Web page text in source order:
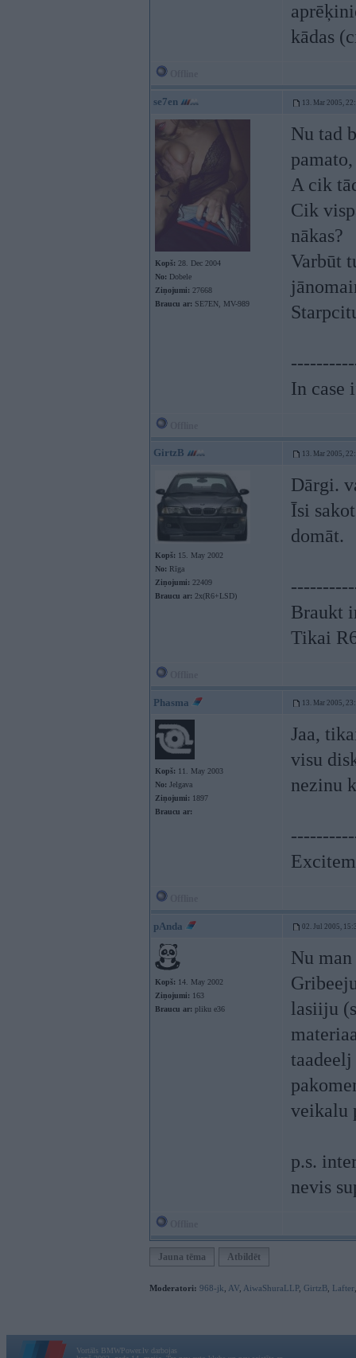
kādas
se7en 13. Mar 2005,
Kopš: 28. Dec 2004
No: Dobele
Ziņojumi: 27668
Braucu ar: SE7EN, MV-989
Nu tad
A cik
Cik
nākas?
Varbūt
In case
GirtzB 13. Mar 2005,
Kopš: 15. May 2002
No: Rīga
Ziņojumi: 22409
Braucu ar: 2x(R6+LSD)
Dārgi.
Īsi
domāt.
Braukt
Tikai
Phasma 13. Mar 2005,
Kopš: 11. May 2003
No: Jelgava
Ziņojumi: 1897
Braucu ar:
Jaa,
visu
nezinu
pAnda 02. Jul 2005,
Kopš: 14. May 2002
Ziņojumi: 163
Braucu ar: pliku e36
Nu
lasiiju
taadeelj
veikalu
p.s.
nevis
Jauna tēma Atbildēt
Moderatori: 968-jk AV AiwaShuraLLP, GirtzB Lafter
Vortāls BMWPower.lv darbojas